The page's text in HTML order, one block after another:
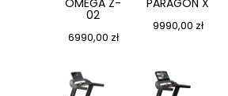
OMEGA Z-
02
6990,00 zł
PARAGON X
9990,00 zł